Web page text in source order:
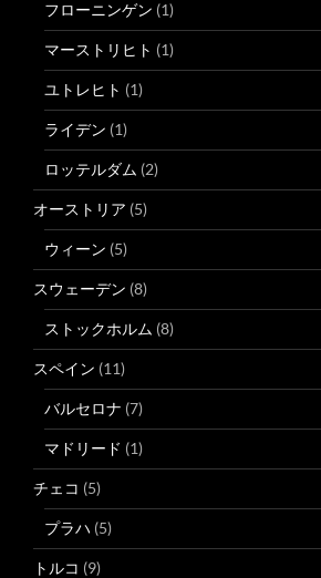
フローニンゲン (1)
マーストリヒト (1)
ユトレヒト (1)
ライデン (1)
ロッテルダム (2)
オーストリア (5)
ウィーン (5)
スウェーデン (8)
ストックホルム (8)
スペイン (11)
バルセロナ (7)
マドリード (1)
チェコ (5)
プラハ (5)
トルコ (9)